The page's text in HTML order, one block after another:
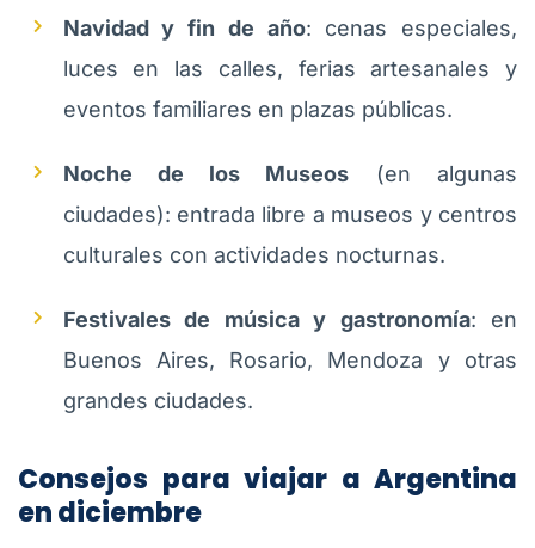
Navidad y fin de año: cenas especiales,
luces en las calles, ferias artesanales y
eventos familiares en plazas públicas.
Noche de los Museos (en algunas
ciudades): entrada libre a museos y centros
culturales con actividades nocturnas.
Festivales de música y gastronomía: en
Buenos Aires, Rosario, Mendoza y otras
grandes ciudades.
Consejos para viajar a Argentina
en diciembre